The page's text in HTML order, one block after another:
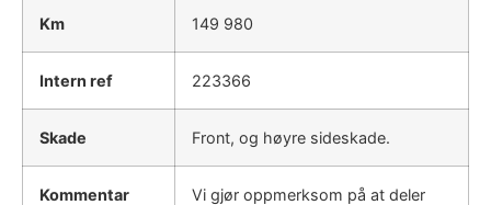
Km 149 980
Intern ref 223366
Skade Front, og høyre sideskade.
Kommentar
Vi gjør oppmerksom på at deler